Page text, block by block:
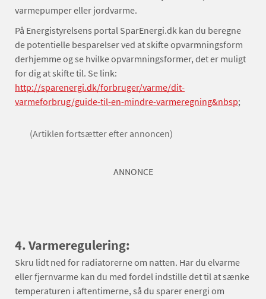
varmepumper eller jordvarme.
På Energistyrelsens portal SparEnergi.dk kan du beregne
de potentielle besparelser ved at skifte opvarmningsform
derhjemme og se hvilke opvarmningsformer, det er muligt
for dig at skifte til. Se link:
http://sparenergi.dk/forbruger/varme/dit-
varmeforbrug/guide-til-en-mindre-varmeregning&nbsp;
(Artiklen fortsætter efter annoncen)
ANNONCE
4. Varmeregulering:
Skru lidt ned for radiatorerne om natten. Har du elvarme
eller fjernvarme kan du med fordel indstille det til at sænke
temperaturen i aftentimerne, så du sparer energi om